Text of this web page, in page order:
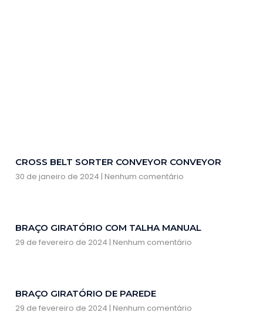
CROSS BELT SORTER CONVEYOR CONVEYOR
30 de janeiro de 2024 Nenhum comentário
BRAÇO GIRATÓRIO COM TALHA MANUAL
29 de fevereiro de 2024 Nenhum comentário
BRAÇO GIRATÓRIO DE PAREDE
29 de fevereiro de 2024 Nenhum comentário